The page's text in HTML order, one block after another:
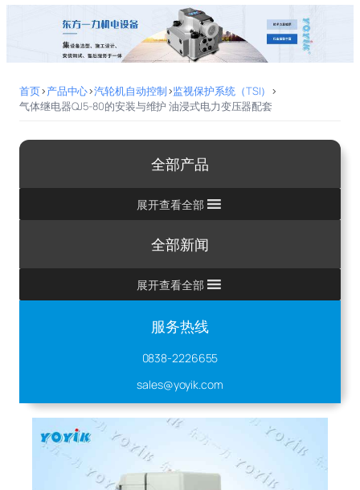
首页>产品中心>汽轮机自动控制>监视保护系统（TSI） >
气体继电器QJ5-80的安装与维护 油浸式电力变压器配套
全部产品
展开查看全部
全部新闻
展开查看全部
服务热线
0838-2226655
sales@yoyik.com